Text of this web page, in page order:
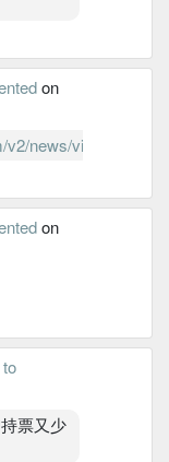
on
news/view/1570887
on
票又少